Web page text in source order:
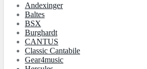
An­dex­in­ger
Baltes
BSX
Burg­hardt
CANTUS
Classic Cantabile
Gear4music